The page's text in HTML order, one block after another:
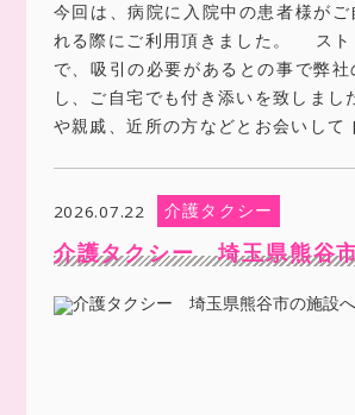
今回は、病院に入院中の患者様がご
れる際にご利用頂きました。 スト
で、吸引の必要があるとの事で弊
し、ご自宅でも付き添いを致しま
や親戚、近所の方などとお会いして
2026.07.22 介護タクシー
介護タクシー 埼玉県熊谷